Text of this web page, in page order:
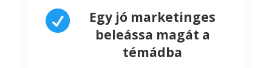

Egy jó marketinges
beleássa magát a
témádba